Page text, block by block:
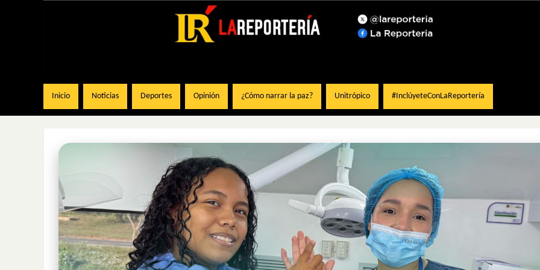
Inicio Noticias Deportes Opinión ¿Cómo narrar la paz? Unitrópico #InclúyeteConLaReportería